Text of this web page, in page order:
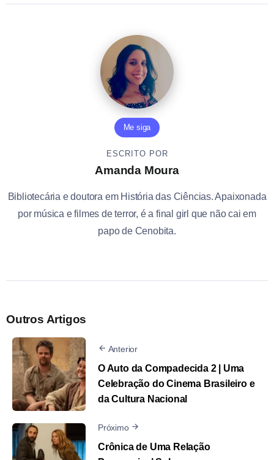
Me siga
ESCRITO POR
Amanda Moura
Bibliotecária e doutora em História das Ciências. Apaixonada
por música e filmes de terror, é a final girl que não cai em
papo de Cenobita.
Outros Artigos
Anterior
O Auto da Compadecida 2 | Uma
Celebração do Cinema Brasileiro e
da Cultura Nacional
Próximo
Crônica de Uma Relação